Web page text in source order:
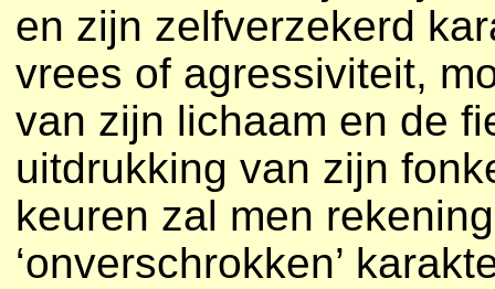
en zijn zelfverzekerd
vrees of agressiviteit,
van zijn lichaam en de
uitdrukking van zijn
keuren zal men
‘onverschrokken’